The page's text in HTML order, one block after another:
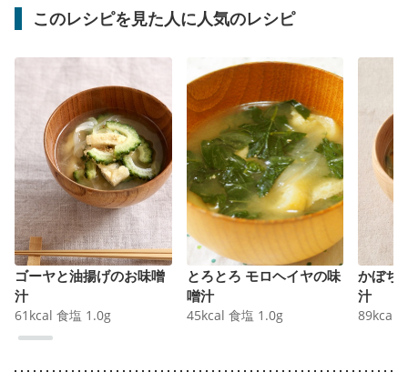
このレシピを見た人に人気のレシピ
ゴーヤと油揚げのお味噌
汁
61 kcal 食塩 1.0g
とろとろ モロヘイヤの味
噌汁
45kcal 食塩 1.0g
かぼち
汁
89kcal